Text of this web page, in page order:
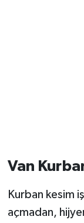
Van
Kurban kesim
açmadan,